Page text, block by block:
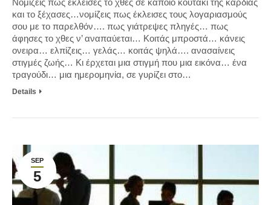
Νομίζεις πως έκλεισες το χθες σε κάποιο κουτάκι της καρδιάς
και το ξέχασες…νομίζεις πως έκλεισες τους λογαριασμούς
σου με το παρελθόν…. πως γιάτρεψες πληγές… πως
άφησες το χθες ν’ αναπαύεται… Κοιτάς μπροστά… κάνεις
ονειρα… ελπίζεις… γελάς… κοιτάς ψηλά…. ανασαίνεις
στιγμές ζωής… Κι έρχεται μια στιγμή που μια εικόνα… ένα
τραγούδι… μια ημερομηνία, σε γυρίζει στο…
Details
SEP
5